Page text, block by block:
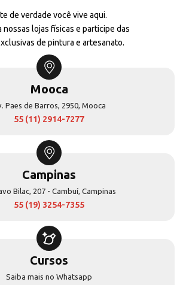
de verdade você vive aqui.
nossas lojas físicas e participe das
de pintura e artesanato.
Mooca
Paes de Barros, 2950, Mooca
55 (11) 2914-7277
Campinas
Bilac, 207 - Cambuí, Campinas
55 (19) 3254-7355
Cursos
Saiba mais no Whatsapp